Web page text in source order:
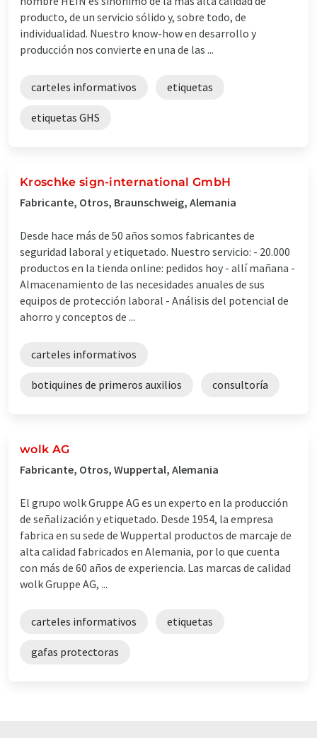
producto, de un servicio sólido y, sobre todo, de
individualidad. Nuestro know-how en desarrollo y
producción nos convierte en una de las ...
carteles informativos etiquetas
etiquetas GHS
Kroschke sign-international GmbH
Fabricante, Otros, Braunschweig, Alemania
Desde hace más de 50 años somos fabricantes de
seguridad laboral y etiquetado. Nuestro servicio: - 20.000
productos en la tienda online: pedidos hoy - allí mañana -
Almacenamiento de las necesidades anuales de sus
equipos de protección laboral - Análisis del potencial de
ahorro y conceptos de ...
carteles informativos
botiquines de primeros auxilios consultoría
wolk AG
Fabricante, Otros, Wuppertal, Alemania
El grupo wolk Gruppe AG es un experto en la producción
de señalización y etiquetado. Desde 1954, la empresa
fabrica en su sede de Wuppertal productos de marcaje de
alta calidad fabricados en Alemania, por lo que cuenta
con más de 60 años de experiencia. Las marcas de calidad
wolk Gruppe AG, ...
carteles informativos etiquetas
gafas protectoras